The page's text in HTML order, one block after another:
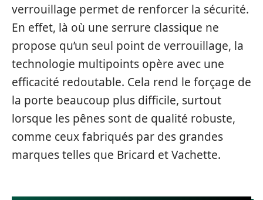
verrouillage permet de renforcer la sécurité.
En effet, là où une serrure classique ne
propose qu’un seul point de verrouillage, la
technologie multipoints opère avec une
efficacité redoutable. Cela rend le forçage de
la porte beaucoup plus difficile, surtout
lorsque les pênes sont de qualité robuste,
comme ceux fabriqués par des grandes
marques telles que Bricard et Vachette.